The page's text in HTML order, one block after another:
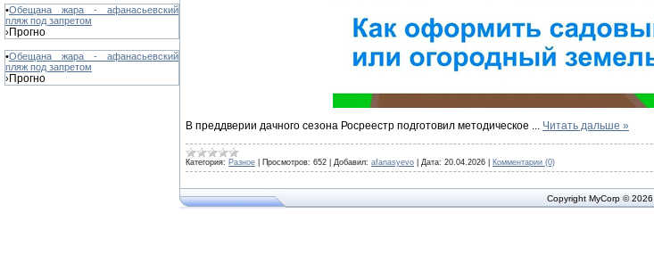
•Обещана жара - афанасьевский
пляж под запретом
›Прогно
•Обещана жара - афанасьевский
пляж под запретом
›Прогно
В преддверии дачного сезона Росреестр подготовил методическое Читать дальше »
Категория: Разное Просмотров: 652 Добавил: afanasyevo Дата: 20.04.2026 Комментарии (0)
Copyright MyCorp © 2026